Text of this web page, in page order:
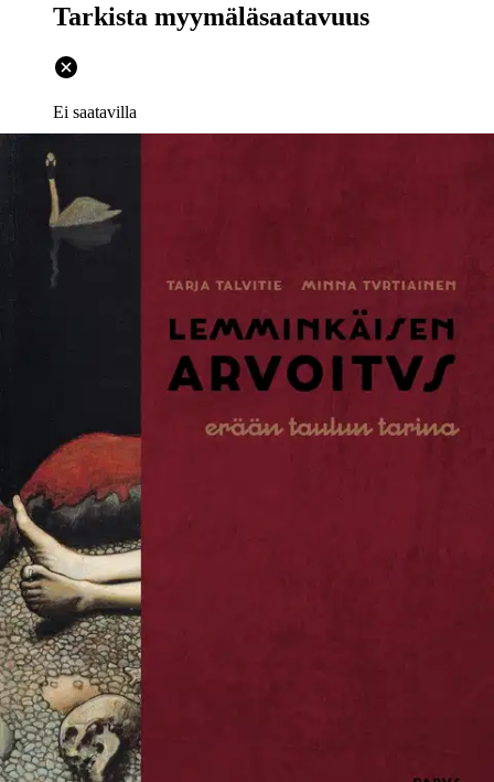
Tarkista myymäläsaatavuus
Ei saatavilla
Tuotekuvaus
Akseli Gallen-Kallelan Lemminkäisen äiti -maalaus on monelle
tuttu, mutta samasta aiheesta on olemassa myös toinen teos, jonka
alkuperä on oudon epäselvä. Kyseinen guassityö voisi aiheensa ja
muotonsa puolesta hyvin olla Lemminkäisen äidin pitkälleviety
luonnos, mutta Gallen-Kallela on kieltänyt maalanneensa teoksen.
Onko teos siis aito vai väärennös? Taiteen keräilijä ja Gallen-
1930 ostamansa teoksen alkuperän mutta päätyi umpikujaan.
Vuodesta 2015 arvoitusta on selvittänyt tutkijaryhmä, joka on
yhdistänyt taidehistorialliseen tutkimukseen uusinta
huipputeknologian keinovalikoimaa. Tässä kirjassa
taidehistorioitsijat Tarja Talvitie Serlachius-museoista ja Minna
Turtiainen Gallen-Kallelan Museosta esittelevät tätä taidehistorian
arvoitusta ja pohtivat kiistellyn teoksen aitoutta.
Näytä lisää tuotekuvausta
Ominaisuudet
Oletko tyytyväinen tuotetietoihin?